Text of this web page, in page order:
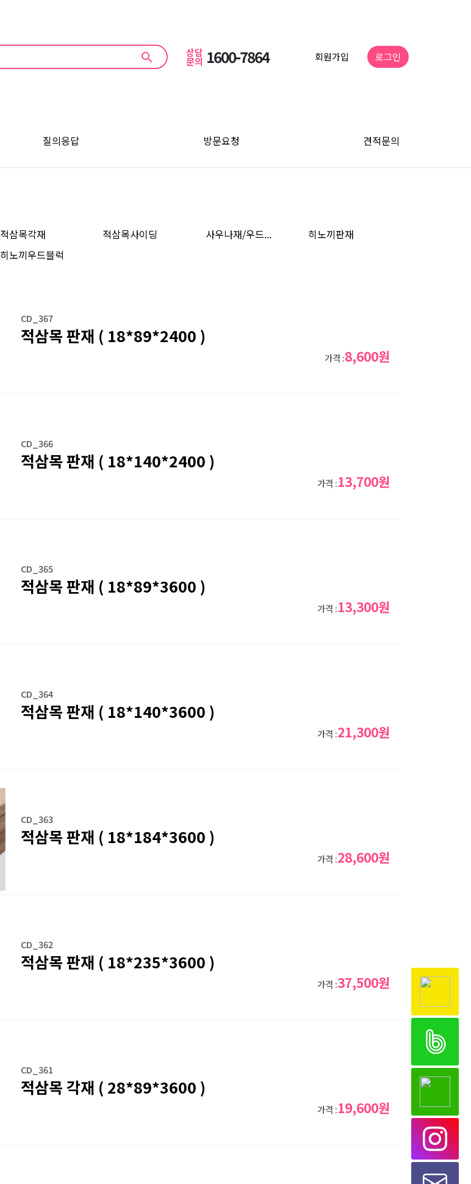
search 상담
문의 1600-7864 회원가입 로그인
질의응답 방문요청 견적문의
적삼목각재 적삼목사이딩 사우나재/우드...
히노끼판재
히노끼우드블럭
CD_367
적삼목 판재 ( 18*89*2400 )
가격 :8,600원
CD_366
적삼목 판재 ( 18*140*2400 )
가격 :13,700원
CD_365
적삼목 판재 ( 18*89*3600 )
가격 :13,300원
CD_364
적삼목 판재 ( 18*140*3600 )
가격 :21,300원
CD_363
적삼목 판재 ( 18*184*3600 )
가격 :28,600원
CD_362
적삼목 판재 ( 18*235*3600 )
가격 :37,500원
CD_361
적삼목 각재 ( 28*89*3600 )
가격 :19,600원